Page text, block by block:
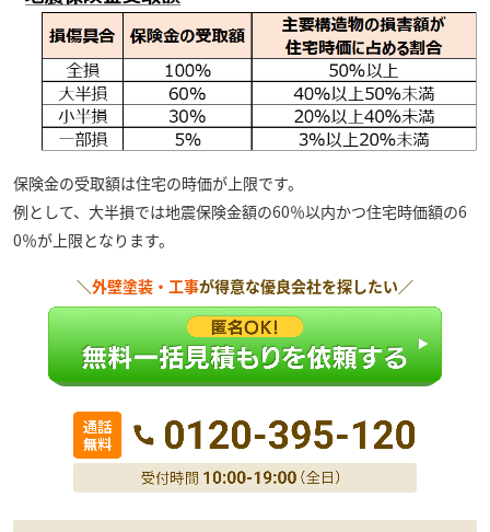
保険金の受取額は住宅の時価が上限です。
例として、大半損では地震保険金額の60％以内かつ住宅時価額の6
0％が上限となります。
＼外壁塗装・工事が得意な優良会社を探したい／